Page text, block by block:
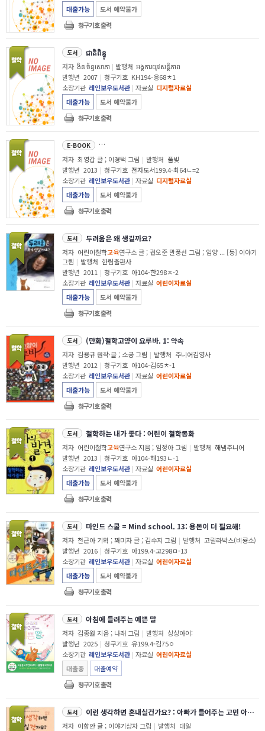
대출가능
도서 예약불가
청구기호 출력
도서 ជាតិពិន្ទុ
저자 ងិន ច័ន្ទសោភា | 발행처 អង្គការយុវសន្ដិភាព
발행년 2007 | 청구기호 KH194-응68ㅊ1
소장기관 레인보우도서관 | 자료실 디지털자료실
대출가능
도서 예약불가
청구기호 출력
E-BOOK
저자 최영갑 글 ; 이경택 그림 | 발행처 풀빛
발행년 2013 | 청구기호 전자도서199.4-최64ㄴ=2
소장기관 레인보우도서관 | 자료실 디지털자료실
대출가능
도서 예약불가
청구기호 출력
도서 두려움은 왜 생길까요?
저자 어린이철학교육연구소 글 ; 권오준 말풍선 그림 ; 임양 ... [등] 이야기
그림 | 발행처 한림출판사
발행년 2011 | 청구기호 아104-한298ㅈ-2
소장기관 레인보우도서관 | 자료실 어린이자료실
대출가능
도서 예약불가
청구기호 출력
도서 (만화)철학고양이 요루바. 1: 약속
저자 김용규 원작·글 ; 소공 그림 | 발행처 주니어김영사
발행년 2012 | 청구기호 아104-김65ㅊ-1
소장기관 레인보우도서관 | 자료실 어린이자료실
대출가능
도서 예약불가
청구기호 출력
도서 철학하는 내가 좋다 : 어린이 철학동화
저자 어린이철학교육연구소 지음 ; 임정아 그림 | 발행처 해냄주니어
발행년 2013 | 청구기호 아104-해193ㄴ-1
소장기관 레인보우도서관 | 자료실 어린이자료실
대출가능
도서 예약불가
청구기호 출력
도서 마인드 스쿨 = Mind school. 13: 용돈이 더 필요해!
저자 천근아 기획 ; 꽤미자 글 ; 김수지 그림 | 발행처 고릴라박스(비룡소)
발행년 2016 | 청구기호 아199.4-고298ㅁ-13
소장기관 레인보우도서관 | 자료실 어린이자료실
대출가능
도서 예약불가
청구기호 출력
도서 아침에 들려주는 예쁜 말
저자 김종원 지음 ; 나래 그림 | 발행처 상상아이:
발행년 2025 | 청구기호 유199.4-김75ㅇ
소장기관 레인보우도서관 | 자료실 어린이자료실
대출중
대출예약
청구기호 출력
도서 이런 생각하면 혼내실건가요? : 아빠가 들어주는 고민 아빠가 들려주는 비밀!
저자 이향안 글 ; 이야기상자 그림 | 발행처 대일